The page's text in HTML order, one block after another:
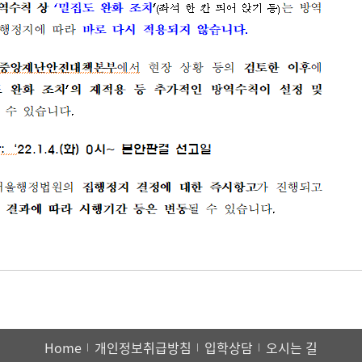
Home 개인정보취급방침 입학상담 오시는 길